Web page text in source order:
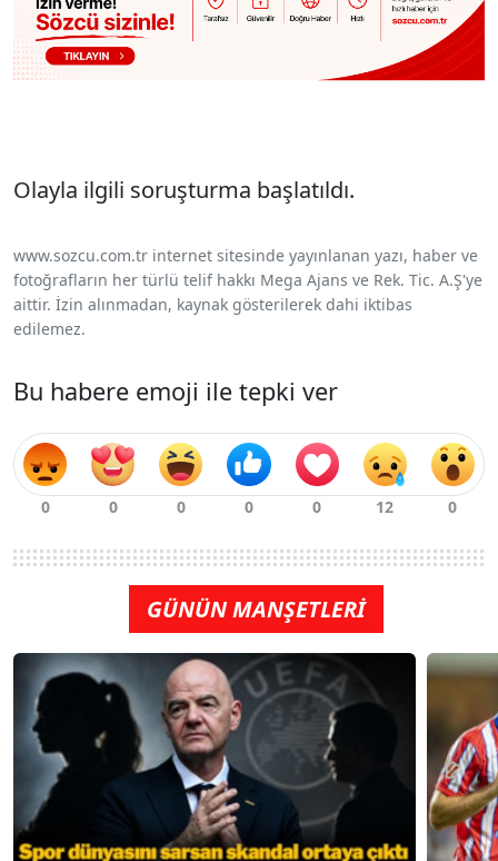
Olayla ilgili soruşturma başlatıldı.
www.sozcu.com.tr internet sitesinde yayınlanan yazı, haber ve
fotoğrafların her türlü telif hakkı Mega Ajans ve Rek. Tic. A.Ş'ye
aittir. İzin alınmadan, kaynak gösterilerek dahi iktibas
edilemez.
Bu habere emoji ile tepki ver
GÜNÜN MANŞETLERİ